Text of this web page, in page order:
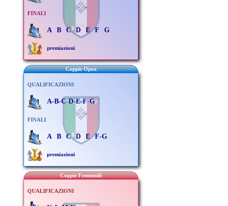
FINALI
A B C D E F G
premiazioni
Coppie Open
QUALIFICAZIONI
A-B-C-D-E-F-G
FINALI
A B C D E F-G
premiazioni
Coppie Femminili
QUALIFICAZIONI